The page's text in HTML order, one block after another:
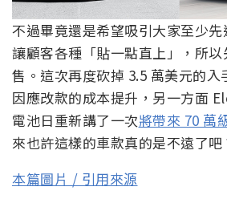
不過畢竟還是希望吸引大家至少
讓顧客各種「貼一點直上」，所
售。這次再度砍掉 3.5 萬美元的入
因應改款的成本提升，另一方面
電池日重新講了一次將帶來 70 萬
來也許這樣的車款真的是不遠了吧
本篇圖片 / 引用來源